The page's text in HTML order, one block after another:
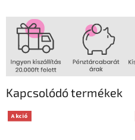
Kapcsolódó termékek
Akció